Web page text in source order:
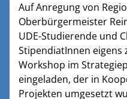
Auf Anregung von
Oberbürgermeister
UDE-Studierende und
StipendiatInnen eigens
Workshop im
eingeladen, der in
Projekten umgesetzt